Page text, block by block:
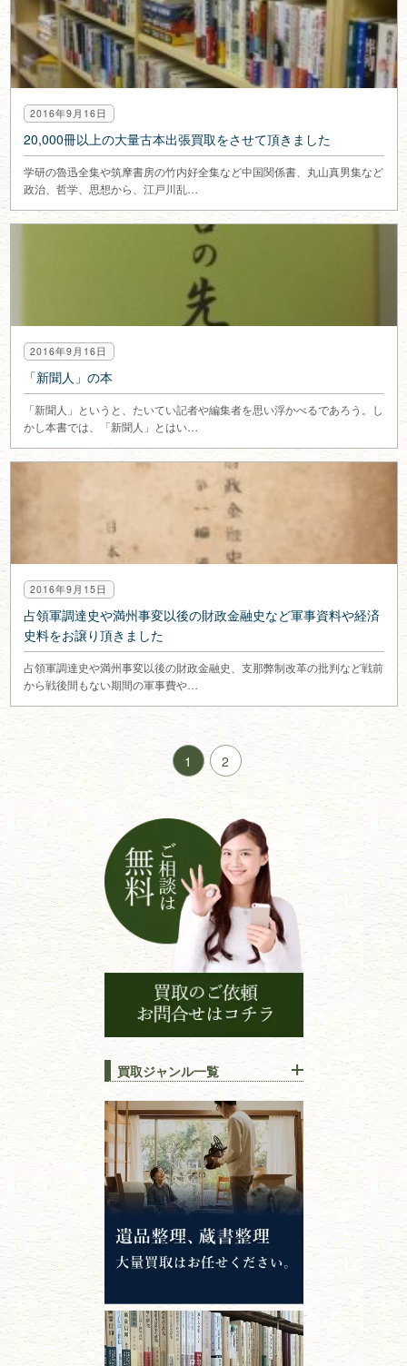
2016年9月16日
20,000冊以上の大量古本出張買取をさせて頂きました
学研の魯迅全集や筑摩書房の竹内好全集など中国関係書、丸山真男集など
政治、哲学、思想から、江戸川乱…
2016年9月16日
「新聞人」の本
「新聞人」というと、たいてい記者や編集者を思い浮かべるであろう。し
かし本書では、「新聞人」とはい…
2016年9月15日
占領軍調達史や満州事変以後の財政金融史など軍事資料や経済
史料をお譲り頂きました
占領軍調達史や満州事変以後の財政金融史、支那弊制改革の批判など戦前
から戦後間もない期間の軍事費や…
1 2
買取ジャンル一覧
江戸時代の書物
唐本・漢籍・
中国書物・朝鮮本
錦絵・浮世絵・版画・刷り物
専門書・ 学術書
哲学書・思想書
心理学・倫理学
仏教書